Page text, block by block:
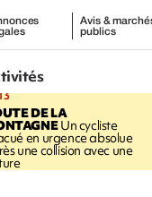
Avis &
publics
DE LA
Un cycliste
en urgence absolue
une collision avec une